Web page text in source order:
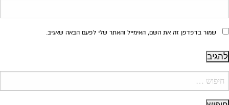
שמור בדפדפן זה את השם, האימייל והאתר שלי לפעם הבאה שאגיב.